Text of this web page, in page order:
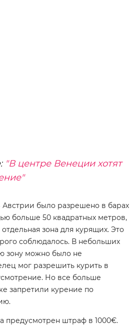
"В центре Венеции хотят
было разрешено в барах
больше 50 квадратных метров,
зона для курящих. Это
соблюдалось. В небольших
зону можно было не
мог разрешить курить в
Но все больше
запретили курение по
предусмотрен штраф в 1000€.